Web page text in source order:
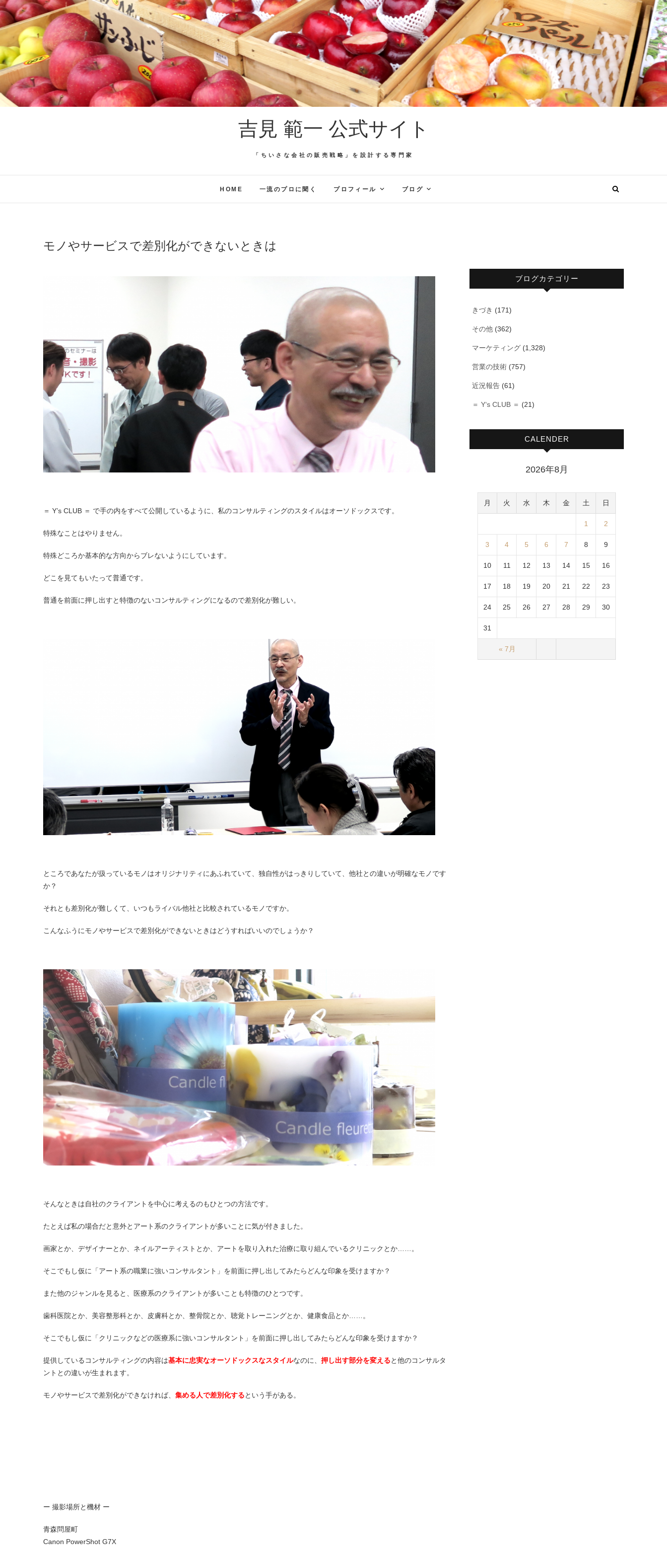
吉見 範一 公式サイト
「ちいさな会社の販売戦略」を設計する専門家
HOME 一流のプロに聞く プロフィール ブログ
モノやサービスで差別化ができないときは
＝ Y’s CLUB ＝ で手の内をすべて公開しているように、私のコンサルティングのスタイルはオーソドックスです。
特殊なことはやりません。
特殊どころか基本的な方向からブレないようにしています。
どこを見てもいたって普通です。
普通を前面に押し出すと特徴のないコンサルティングになるので差別化が難しい。
ところであなたが扱っているモノはオリジナリティにあふれていて、独自性がはっきりしていて、他社との違いが明確なモノです
か？
それとも差別化が難しくて、いつもライバル他社と比較されているモノですか。
こんなふうにモノやサービスで差別化ができないときはどうすればいいのでしょうか？
そんなときは自社のクライアントを中心に考えるのもひとつの方法です。
たとえば私の場合だと意外とアート系のクライアントが多いことに気が付きました。
画家とか、デザイナーとか、ネイルアーティストとか、アートを取り入れた治療に取り組んでいるクリニックとか……。
そこでもし仮に「アート系の職業に強いコンサルタント」を前面に押し出してみたらどんな印象を受けますか？
また他のジャンルを見ると、医療系のクライアントが多いことも特徴のひとつです。
歯科医院とか、美容整形科とか、皮膚科とか、整骨院とか、聴覚トレーニングとか、健康食品とか……。
そこでもし仮に「クリニックなどの医療系に強いコンサルタント」を前面に押し出してみたらどんな印象を受けますか？
提供しているコンサルティングの内容は基本に忠実なオーソドックスなスタイルなのに、 押し出す部分を変えると他のコンサルタ
ントとの違いが生まれます。
モノやサービスで差別化ができなければ、 集める人で差別化するという手がある。
ー 撮影場所と機材 ー
青森問屋町
Canon PowerShot G7X
ブログカテゴリー
きづき (171)
その他 (362)
マーケティング (1,328)
営業の技術 (757)
近況報告 (61)
＝ Y‘s CLUB ＝ (21)
CALENDER
2026年8月
月 火 水 木 金 土 日
« 7月
1 2
3 4 5 6 7 8 9
10 11 12 13 14 15 16
17 18 19 20 21 22 23
24 25 26 27 28 29 30
31